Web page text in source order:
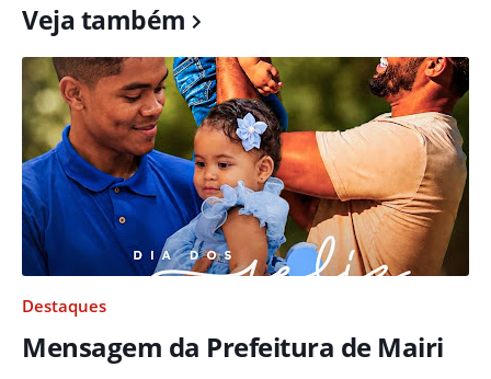
Veja também
Destaques
Mensagem da Prefeitura de Mairi